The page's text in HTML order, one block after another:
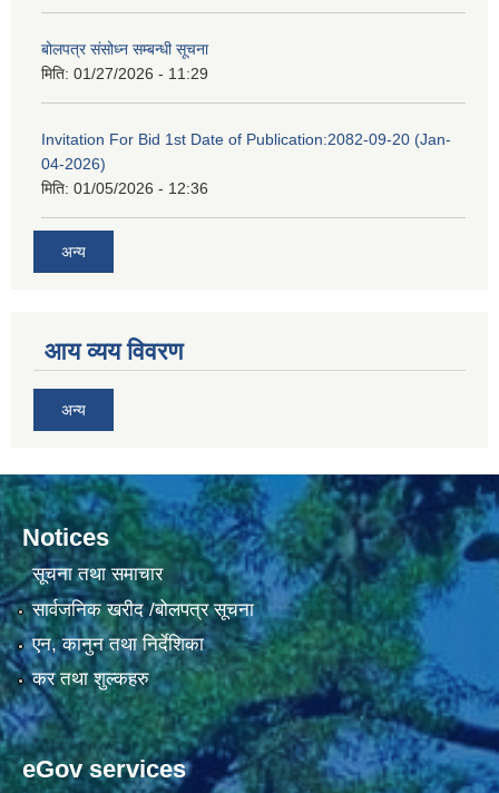
बोलपत्र संसोध्न सम्बन्धी सूचना
मिति: 01/27/2026 - 11:29
Invitation For Bid 1st Date of Publication:2082-09-20 (Jan-
04-2026)
मिति: 01/05/2026 - 12:36
अन्य
आय व्यय विवरण
अन्य
Notices
सूचना तथा समाचार
सार्वजनिक खरीद /बोलपत्र सूचना
एन, कानुन तथा निर्देशिका
कर तथा शुल्कहरु
eGov services